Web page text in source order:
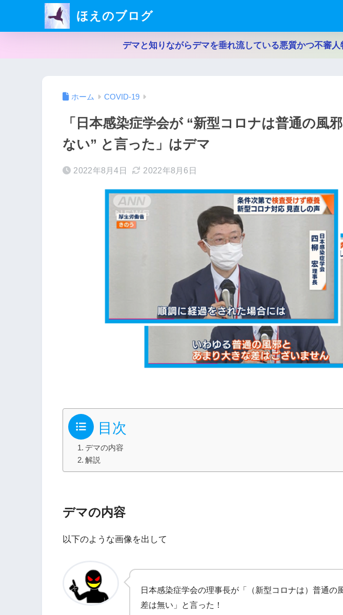
ほえのブログ
デマと知りながらデマを垂れ流している悪質かつ不審
ホーム COVID-19
「日本感染症学会が “新型コロナは普通の風
ない” と言った」はデマ
2022年8月4日 2022年8月6日
目次
デマの内容
解説
デマの内容
以下のような画像を出して
日本感染症学会の理事長が「（新型コロナは）普通の
差は無い」と言った！